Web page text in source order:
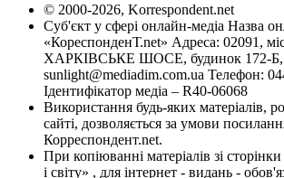
© 2000-2026, Korrespondent.net
Суб'єкт у сфері онлайн-медіа Назва
«КореспонденТ.net» Адреса: 02091,
ХАРКІВСЬКЕ ШОСЕ, будинок 172-Б,
sunlight@mediadim.com.ua Телефон:
Ідентифікатор медіа – R40-06068
Використання будь-яких матеріалів,
сайті, дозволяється за умови
Корреспондент.net.
При копіюванні матеріалів зі
і світу» , для інтернет - видань -